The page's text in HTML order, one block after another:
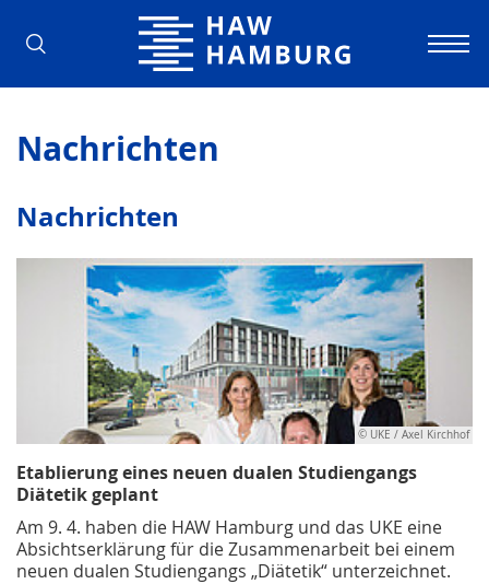
Hochschule für Angewandte
Nachrichten
Nachrichten
© UKE / Axel Kirchhof
Etablierung eines neuen dualen Studiengangs
Diätetik geplant
Am 9. 4. haben die HAW Hamburg und das UKE eine
Absichtserklärung für die Zusammenarbeit bei einem
neuen dualen Studiengangs „Diätetik“ unterzeichnet.